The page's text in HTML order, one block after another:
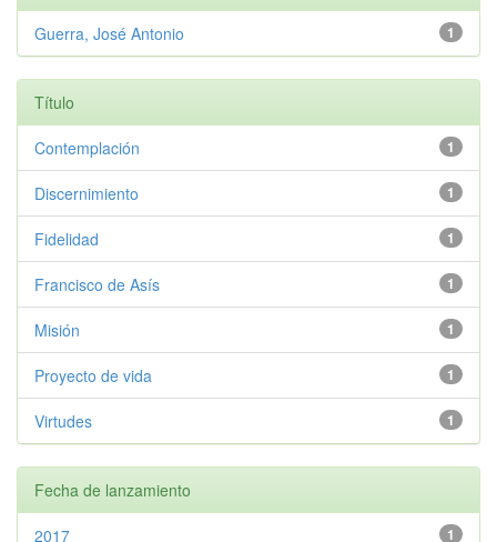
1
Guerra, José Antonio
Título
1
Contemplación
1
Discernimiento
1
Fidelidad
1
Francisco de Asís
1
Misión
1
Proyecto de vida
1
Virtudes
Fecha de lanzamiento
1
2017